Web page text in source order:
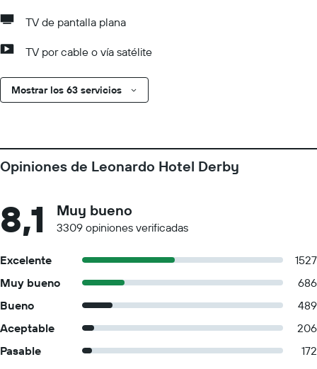
TV de pantalla plana
TV por cable o vía satélite
Mostrar los 63 servicios
Opiniones de Leonardo Hotel Derby
8,1 Muy bueno
3309 opiniones verificadas
Excelente
1527
Muy bueno
686
Bueno
489
Aceptable
206
Pasable
172